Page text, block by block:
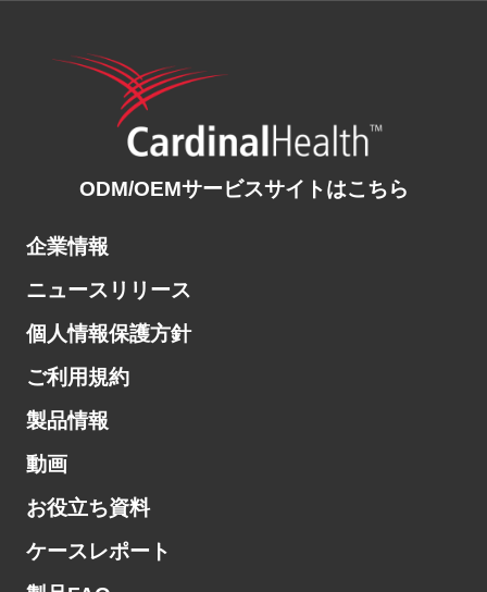
ODM/OEMサービスサイトはこちら
企業情報
ニュースリリース
個人情報保護方針
ご利用規約
製品情報
動画
お役立ち資料
ケースレポート